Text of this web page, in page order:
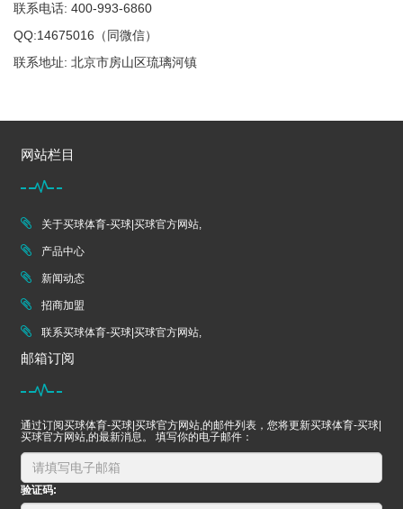
联系电话: 400-993-6860
QQ:14675016（同微信）
联系地址: 北京市房山区琉璃河镇
网站栏目
关于买球体育-买球|买球官方网站,
产品中心
新闻动态
招商加盟
联系买球体育-买球|买球官方网站,
邮箱订阅
通过订阅买球体育-买球|买球官方网站,的邮件列表，您将更新买球体育-买球|
买球官方网站,的最新消息。 填写你的电子邮件：
验证码: